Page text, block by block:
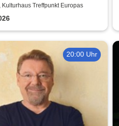
aus dem Egerland
Kulturhaus Treffpunkt Europas
20:00 Uhr